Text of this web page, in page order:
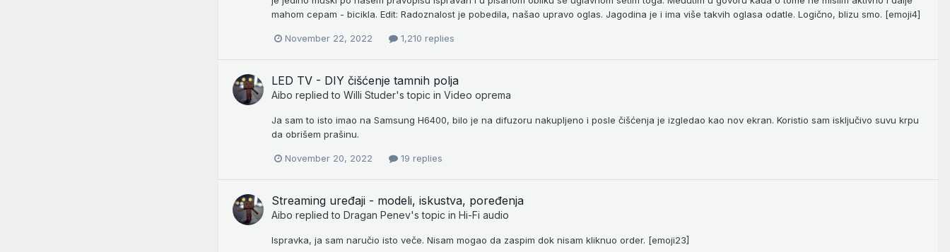
mahom cepam - bicikla. Edit: Radoznalost je pobedila, našao upravo oglas. Jagodina je i ima više takvih oglasa odatle. Logično, blizu smo. [emoji4]
November 22, 2022 1,210 replies
LED TV - DIY čišćenje tamnih polja
Aibo replied to Willi Studer's topic in Video oprema
Ja sam to isto imao na Samsung H6400, bilo je na difuzoru nakupljeno i posle čišćenja je izgledao kao nov ekran. Koristio sam isključivo suvu krpu
da obrišem prašinu.
November 20, 2022 19 replies
Streaming uređaji - modeli, iskustva, poređenja
Aibo replied to Dragan Penev's topic in Hi-Fi audio
Ispravka, ja sam naručio isto veče. Nisam mogao da zaspim dok nisam kliknuo order. [emoji23]